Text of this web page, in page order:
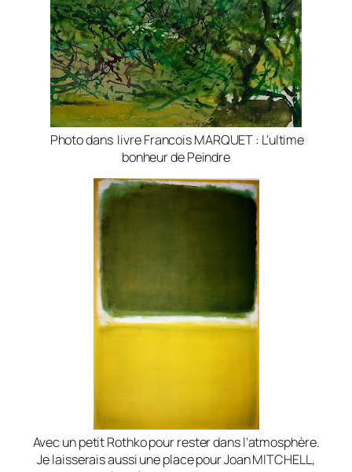
Photo dans livre Francois MARQUET : L’ultime
bonheur de Peindre
Avec un petit Rothko pour rester dans l’atmosphère.
Je laisserais aussi une place pour Joan MITCHELL,